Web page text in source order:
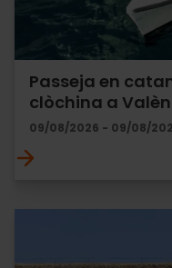
Passeja en
clòchina a
09/08/2026 - 09/08/